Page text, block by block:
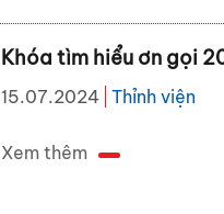
Khóa tìm hiểu ơn gọi
15.07.2024 Thỉnh viện
Xem thêm